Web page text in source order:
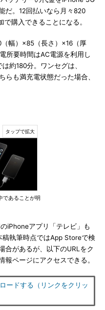
だ。12回払いなら月々820
購入できることになる。
幅）×85（長さ）×16（厚
所要時間はAC電源を利用し
約180分。ワンセグは、
らも満充電状態だった場合、
であることが明
iPhoneアプリ「テレビ」も
執筆時点ではApp Storeで検
合があるが、以下のURLをク
報ページにアクセスできる。
ードする（リンクをクリッ